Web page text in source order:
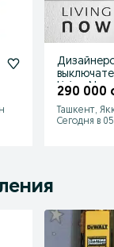
Living Now
290 000
Ташкент,
Сегодня в